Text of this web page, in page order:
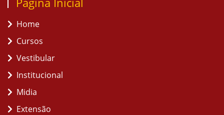
Home
Cursos
Vestibular
Institucional
Midia
Extensão